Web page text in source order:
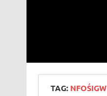
TAG: NFOŚIGW